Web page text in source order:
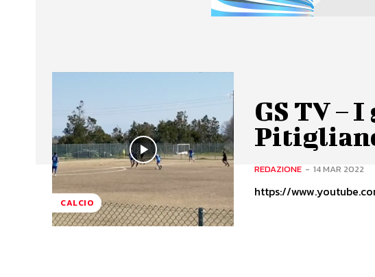
CALCIO
GS TV –
REDAZIONE - 14 MAR 2022
https://